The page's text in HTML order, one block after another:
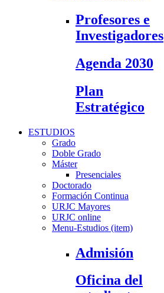
Profesores e
Investigadores
Agenda 2030
Plan
Estratégico
ESTUDIOS
Grado
Doble Grado
Máster
Presenciales
Doctorado
Formación Continua
URJC Mayores
URJC online
Menu-Estudios (item)
Admisión
Oficina del